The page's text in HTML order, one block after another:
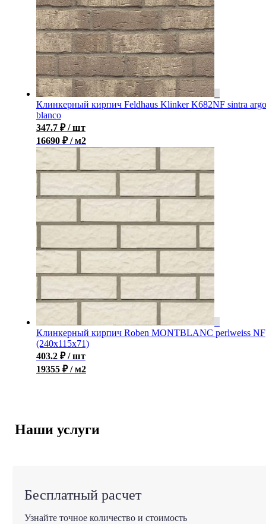
Клинкерный кирпич Feldhaus Klinker K682NF sintra argo
blanco
347.7 ₽ / шт
16690 ₽ / м2
Клинкерный кирпич Roben MONTBLANC perlweiss NF
(240x115x71)
403.2 ₽ / шт
19355 ₽ / м2
Наши услуги
Бесплатный расчет
Узнайте точное количество и стоимость